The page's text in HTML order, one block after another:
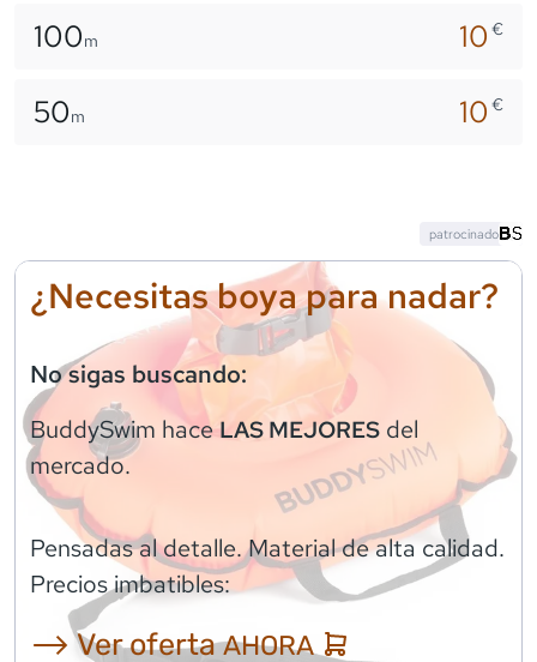
100m 10€
50m 10€
¿Necesitas boya para nadar?
No sigas buscando:
BuddySwim haceLAS MEJORES del
mercado.
Pensadas al detalle. Material de alta calidad.
Precios imbatibles:
⟶ Ver ofertaAHORA
patrocinado